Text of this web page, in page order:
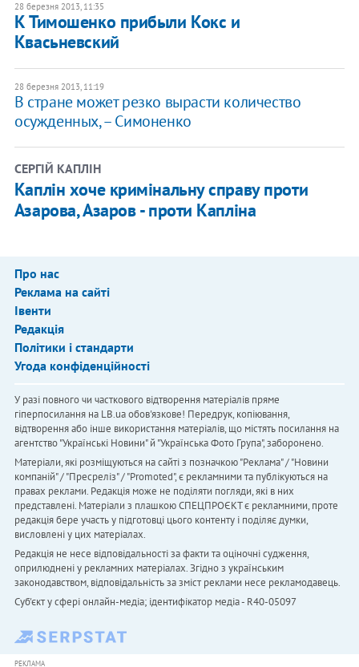
28 березня 2013, 11:35
К Тимошенко прибыли Кокс и
Квасьневский
28 березня 2013, 11:19
В стране может резко вырасти количество
осужденных, – Симоненко
СЕРГІЙ КАПЛІН
Каплін хоче кримінальну справу проти
Азарова, Азаров - проти Капліна
Про нас
Реклама на сайті
Івенти
Редакція
Політики і стандарти
Угода конфіденційності
У разі повного чи часткового відтворення матеріалів пряме
гіперпосилання на LB.ua обов'язкове! Передрук, копіювання,
відтворення або інше використання матеріалів, що містять посилання на
агентство "Українськi Новини" й "Українська Фото Група", заборонено.
Матеріали, які розміщуються на сайті з позначкою "Реклама" / "Новини
компаній" / "Пресреліз" / "Promoted", є рекламними та публікуються на
правах реклами. Редакція може не поділяти погляди, які в них
представлені. Матеріали з плашкою СПЕЦПРОЄКТ є рекламними, проте
редакція бере участь у підготовці цього контенту і поділяє думки,
висловлені у цих матеріалах.
Редакція не несе відповідальності за факти та оціночні судження,
оприлюднені у рекламних матеріалах. Згідно з українським
законодавством, відповідальність за зміст реклами несе рекламодавець.
Cуб'єкт у сфері онлайн-медіа; ідентифікатор медіа - R40-05097
РЕКЛАМА